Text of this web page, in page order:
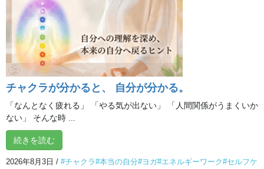
最近の投稿
**夏バテ対策 ～ヒーリング編～**
チャクラが分かると、 自分が分かる。
「なんとなく疲れる」 「やる気が出ない」 「人間関係がうまくいか
ない」 そんな時 ...
続きを読む
2026年8月3日 / #チャクラ#本当の自分#ヨガ#エネルギーワーク#セルフケ